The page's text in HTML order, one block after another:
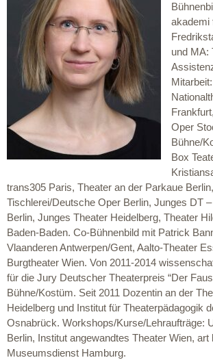
akademi
und MA:
Oper
Bühne/
Box
trans305 Paris, Theater an der Parkaue Berlin,
Tischlerei/Deutsche Oper Berlin, Junges DT
Berlin, Junges Theater Heidelberg, Theater
Baden-Baden. Co-Bühnenbild mit Patrick
Vlaanderen Antwerpen/Gent, Aalto-Theater
Burgtheater Wien. Von 2011-2014
für die Jury Deutscher Theaterpreis “Der
Bühne/Kostüm. Seit 2011 Dozentin an der
Heidelberg und Institut für Theaterpädagogik
Osnabrück. Workshops/Kurse/Lehraufträge:
Berlin, Institut angewandtes Theater Wien, art
Museumsdienst Hamburg.